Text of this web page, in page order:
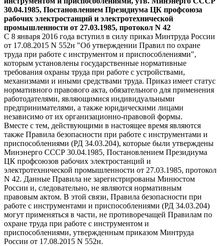
30.04.1985, Постановлением Президиума ЦК профсоюза
рабочих электростанций и электротехнической
промышленности от 27.03.1985, протокол N 42
С 8 января 2016 года вступил в силу приказ Минтруда России
от 17.08.2015 N 552н "Об утверждении Правил по охране
труда при работе с инструментом и приспособлениями",
которым установлены государственные нормативные
требования охраны труда при работе с устройствами,
механизмами и иными средствами труда. Приказ имеет статус
нормативного правового акта, обязательного для применения
работодателями, являющимися индивидуальными
предпринимателями, а также юридическими лицами
независимо от их организационно-правовой формы.
Вместе с тем, действующими в настоящее время являются
также Правила безопасности при работе с инструментами и
приспособлениями (РД 34.03.204), которые были утверждены
Минэнерго СССР 30.04.1985, Постановлением Президиума
ЦК профсоюзов рабочих электростанций и
электротехнической промышленности от 27.03.1985, протокол
N 42. Данные Правила не зарегистрированы Минюстом
России и, следовательно, не являются нормативным
правовым актом. В этой связи, Правила безопасности при
работе с инструментами и приспособлениями (РД 34.03.204)
могут применяться в части, не противоречащей Правилам по
охране труда при работе с инструментом и
приспособлениями, утвержденным приказом Минтруда
России от 17.08.2015 N 552н.